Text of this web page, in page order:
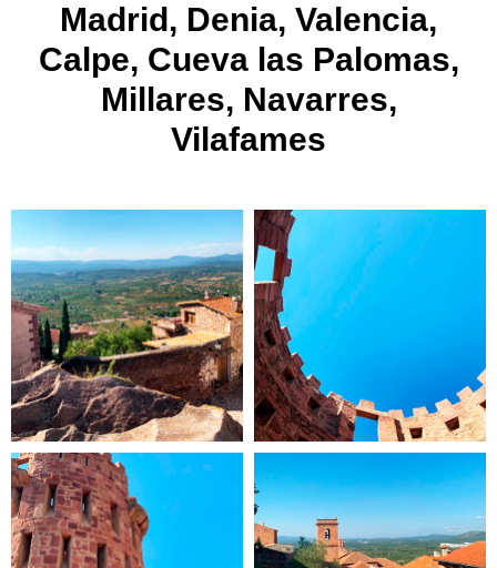
Madrid, Denia, Valencia,
Calpe, Cueva las Palomas,
Millares, Navarres,
Vilafames